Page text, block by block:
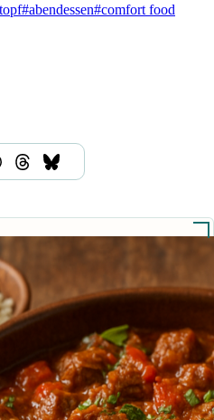
#abendessen#comfort food